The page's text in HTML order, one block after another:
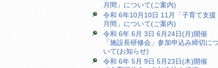
月間」について(ご案内)
令和 6年10月10日 11月「子育て支援
月間」について(ご案内)
令和 6年 6月 3日 6月24日(月)開催
「施設長研修会」参加申込み締切に
いて(お知らせ)
令和 6年 5月 9日 5月23日(木)開催